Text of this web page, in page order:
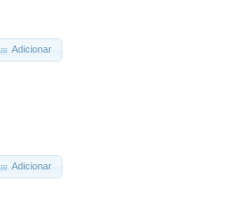
Adicionar
Adicionar